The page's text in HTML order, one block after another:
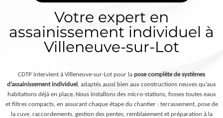
Votre expert en
assainissement individuel à
Villeneuve-sur-Lot
CDTP intervient à Villeneuve-sur-Lot pour la pose complète de systèmes
d’assainissement individuel, adaptés aussi bien aux constructions neuves qu’aux
habitations déjà en place. Nous installons des micro-stations, fosses toutes eaux
et filtres compacts, en assurant chaque étape du chantier : terrassement, pose de
la cuve, raccordements, gestion des pentes, remblaiement et préparation à la